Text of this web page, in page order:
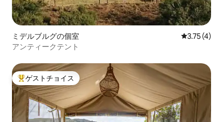
ミデルブルグの個室 レビュー4
3.75 (4)
アンティークテント
大好評のゲストチョイスです。
ゲストチョイス